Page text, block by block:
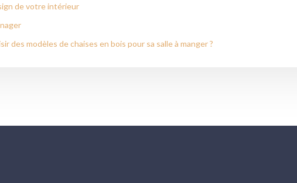
de votre intérieur
des modèles de chaises en bois pour sa salle à manger ?